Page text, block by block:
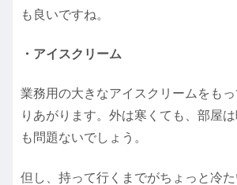
も良いですね。
・アイスクリーム
業務用の大きなアイスクリームをも
りあがります。外は寒くても、部屋
も問題ないでしょう。
但し、持って行くまでがちょっと冷